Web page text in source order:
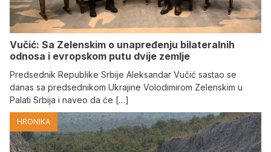
Vučić: Sa Zelenskim o unapređenju bilateralnih
odnosa i evropskom putu dvije zemlje
Predsednik Republike Srbije Aleksandar Vučić sastao se
danas sa predsednikom Ukrajine Volodimirom Zelenskim u
Palati Srbija i naveo da će […]
HRONIKA